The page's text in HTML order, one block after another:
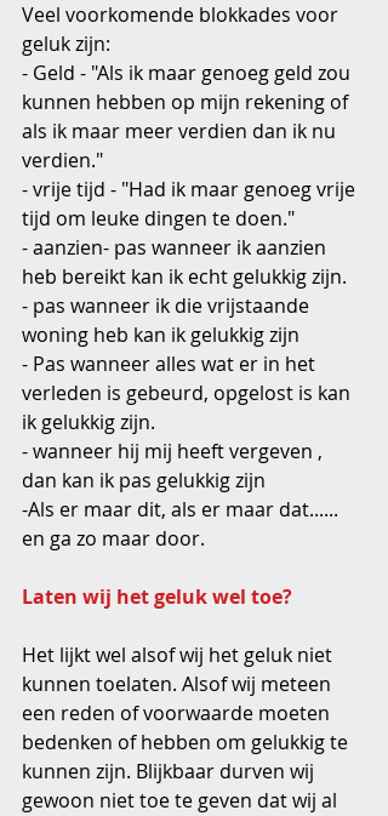
Veel voorkomende blokkades voor
geluk zijn:
- Geld - "Als ik maar genoeg geld zou
kunnen hebben op mijn rekening of
als ik maar meer verdien dan ik nu
verdien."
- vrije tijd - "Had ik maar genoeg vrije
tijd om leuke dingen te doen."
- aanzien- pas wanneer ik aanzien
heb bereikt kan ik echt gelukkig zijn.
- pas wanneer ik die vrijstaande
woning heb kan ik gelukkig zijn
- Pas wanneer alles wat er in het
verleden is gebeurd, opgelost is kan
ik gelukkig zijn.
- wanneer hij mij heeft vergeven ,
dan kan ik pas gelukkig zijn
-Als er maar dit, als er maar dat......
en ga zo maar door.
Laten wij het geluk wel toe?
Het lijkt wel alsof wij het geluk niet
kunnen toelaten. Alsof wij meteen
een reden of voorwaarde moeten
bedenken of hebben om gelukkig te
kunnen zijn. Blijkbaar durven wij
gewoon niet toe te geven dat wij al